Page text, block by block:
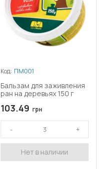
Код: ПМ001
Бальзам для заживления
ран на деревьях 150 г
103.49 грн
Нет в наличии